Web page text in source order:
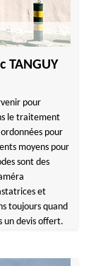
TANGUY
pour
le traitement
pour
moyens pour
sont des
et
toujours quand
un devis offert.